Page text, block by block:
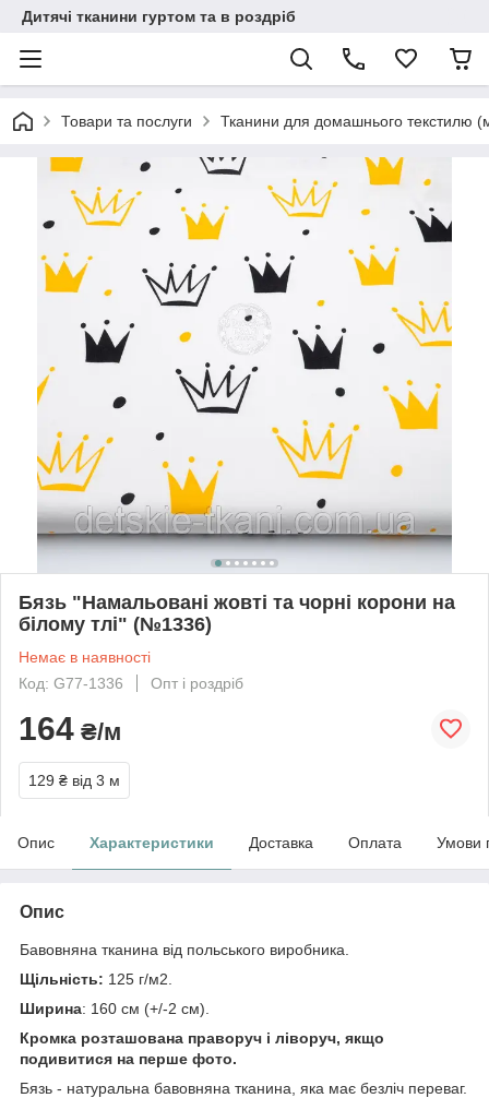
Дитячі тканини гуртом та в роздріб
Товари та послуги Тканини для домашнього текстилю
Бязь "Намальовані жовті та чорні корони на
білому тлі" (№1336)
Немає в наявності
Код: G77-1336
Опт і роздріб
164 ₴/м
129 ₴ від 3 м
Опис Характеристики Доставка Оплата Умови
Опис
Бавовняна тканина від польського виробника.
Щільність: 125 г/м2.
Ширина: 160 см (+/-2 см).
Кромка розташована праворуч і ліворуч, якщо
подивитися на перше фото.
Бязь - натуральна бавовняна тканина, яка має безліч переваг.